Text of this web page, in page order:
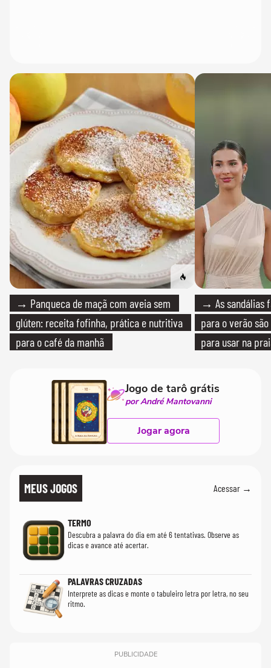
→ Panqueca de maçã com aveia sem
glúten: receita fofinha, prática e nutritiva
para o café da manhã
→ As sandálias
para o verão
para usar na
Jogo de tarô grátis
por André Mantovanni
Jogar agora
MEUS JOGOS Acessar →
TERMO
Descubra a palavra do dia em até 6 tentativas. Observe as
dicas e avance até acertar.
PALAVRAS CRUZADAS
Interprete as dicas e monte o tabuleiro letra por letra, no seu
ritmo.
PUBLICIDADE